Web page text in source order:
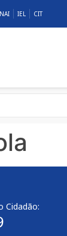
IEL CIT
Cidadão: